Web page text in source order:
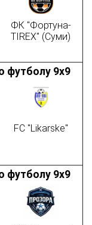
ФК "Фортуна-
TIREX" (Суми)
футболу 9х9
FC "Likarske"
футболу 9х9